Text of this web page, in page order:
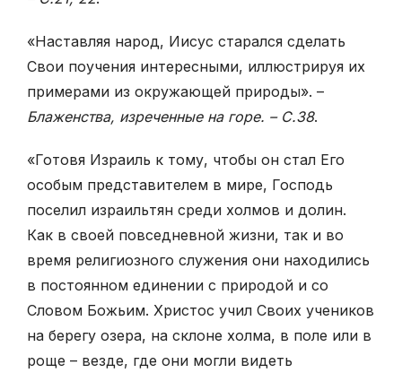
«Наставляя народ, Иисус старался сделать
Свои поучения интересными, иллюстрируя их
примерами из окружающей природы». –
Блаженства, изречен­ные на горе. – С.38.
«Готовя Израиль к тому, чтобы он стал Его
особым представителем в мире, Господь
поселил израильтян среди холмов и долин.
Как в своей повседневной жизни, так и во
время религиозного служения они находились
в постоянном единении с природой и со
Словом Божьим. Христос учил Своих учеников
на берегу озера, на склоне холма, в поле или в
роще – везде, где они могли видеть